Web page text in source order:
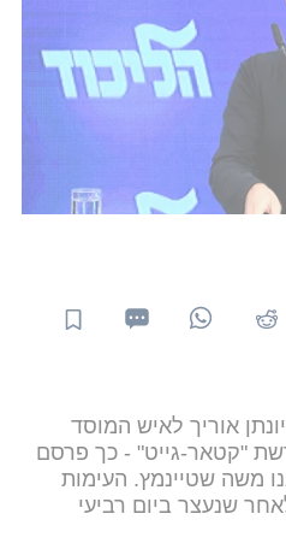
אוריך לאיש המוסד
"קטאר-גייט" - כך פרסם
משה שטיינמץ. העימות
שנעצר ביום רביעי